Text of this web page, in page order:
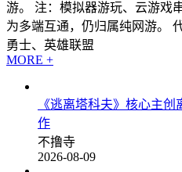
游。 注：模拟器游玩、云游戏
为多端互通，仍归属纯网游。
勇士、英雄联盟
MORE +
《逃离塔科夫》核心主
作
不撸寺
2026-08-09